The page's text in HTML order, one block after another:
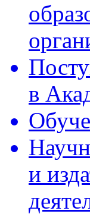
в
и